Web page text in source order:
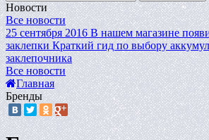
Новости
Все новости
25 сентября 2016 В нашем магазине
заклепки Краткий гид по выбору
заклепочника
Все новости
Главная
Бренды